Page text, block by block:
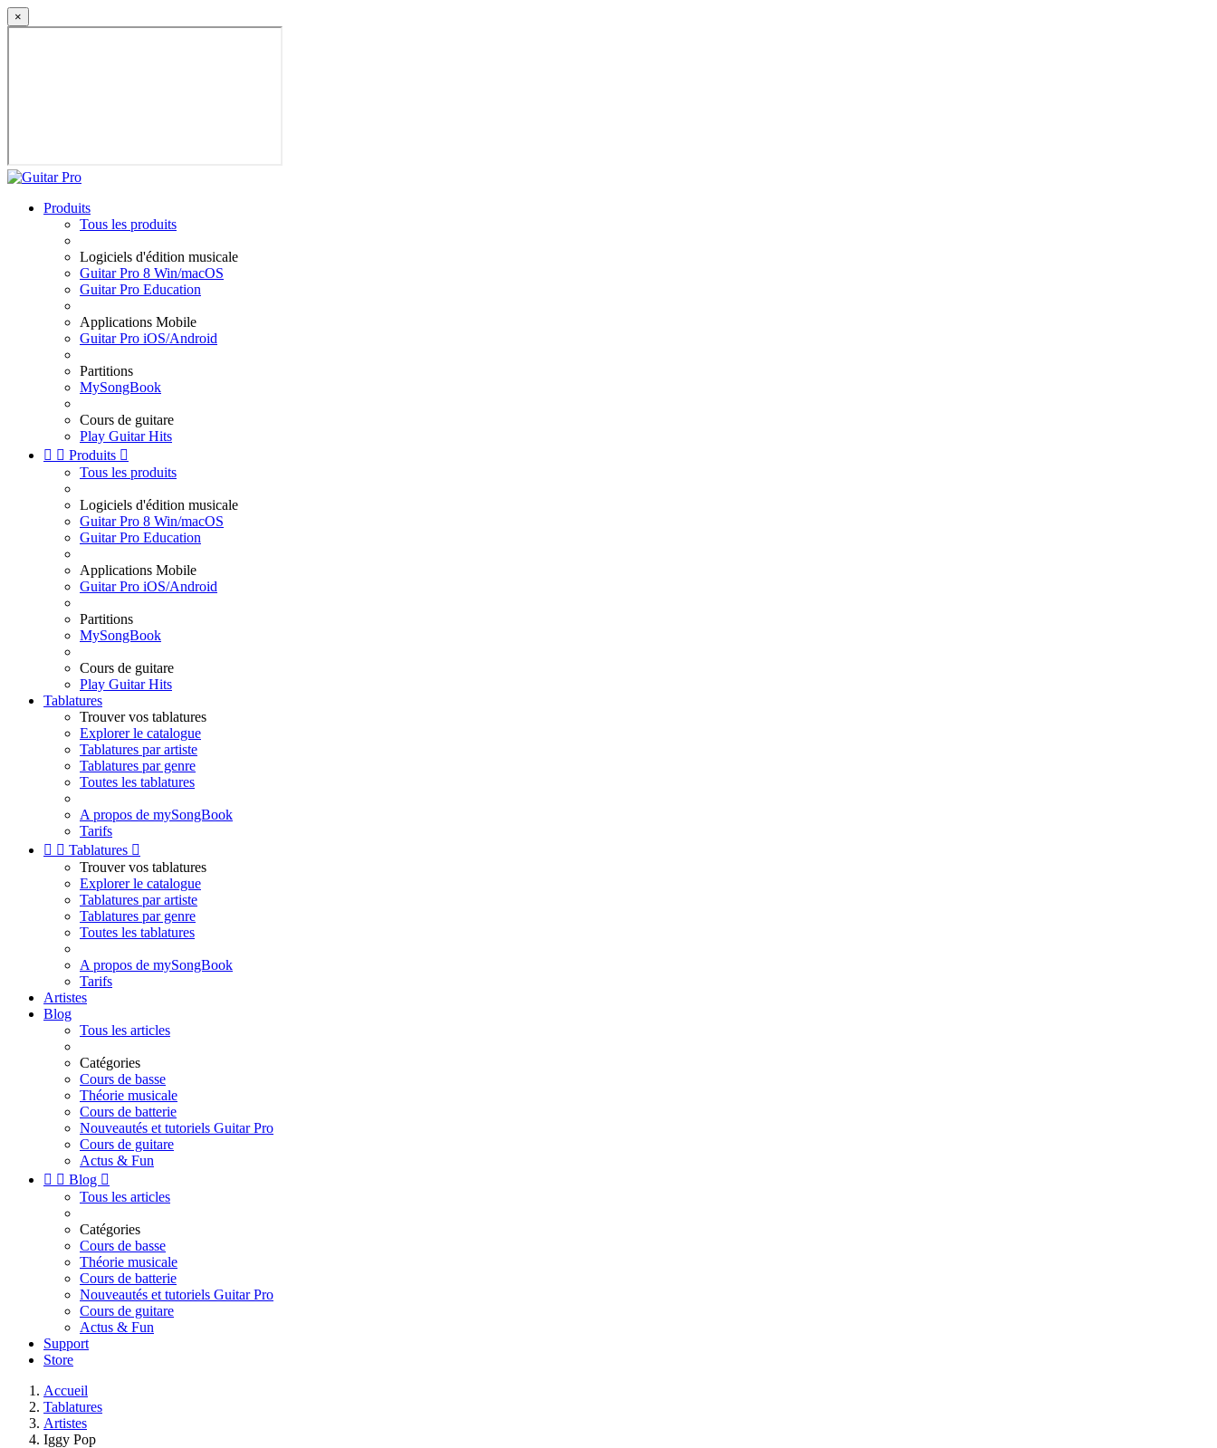
×
Produits
Tous les produits
Logiciels d'édition musicale
Guitar Pro 8 Win/macOS
Guitar Pro Education
Applications Mobile
Guitar Pro iOS/Android
Partitions
MySongBook
Cours de guitare
Play Guitar Hits
  Produits 
Tous les produits
Logiciels d'édition musicale
Guitar Pro 8 Win/macOS
Guitar Pro Education
Applications Mobile
Guitar Pro iOS/Android
Partitions
MySongBook
Cours de guitare
Play Guitar Hits
Tablatures
Trouver vos tablatures
Explorer le catalogue
Tablatures par artiste
Tablatures par genre
Toutes les tablatures
A propos de mySongBook
Tarifs
  Tablatures 
Trouver vos tablatures
Explorer le catalogue
Tablatures par artiste
Tablatures par genre
Toutes les tablatures
A propos de mySongBook
Tarifs
Artistes
Blog
Tous les articles
Catégories
Cours de basse
Théorie musicale
Cours de batterie
Nouveautés et tutoriels Guitar Pro
Cours de guitare
Actus & Fun
  Blog 
Tous les articles
Catégories
Cours de basse
Théorie musicale
Cours de batterie
Nouveautés et tutoriels Guitar Pro
Cours de guitare
Actus & Fun
Support
Store
Accueil
Tablatures
Artistes
Iggy Pop